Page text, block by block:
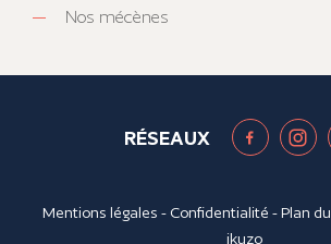
Nos mécènes
RÉSEAUX
Mentions légales - Confidentialité -Plan
ikuzo